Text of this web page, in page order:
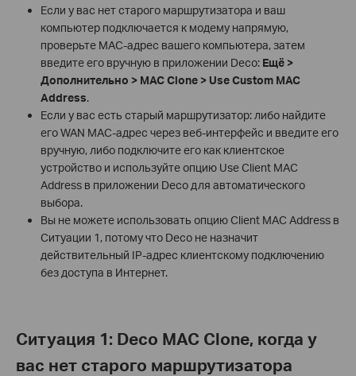
Если у вас нет старого маршрутизатора и ваш
компьютер подключается к модему напрямую,
проверьте MAC-адрес вашего компьютера, затем
введите его вручную в приложении Deco: Ещё >
Дополнительно > MAC Clone > Use Custom MAC
Address.
Если у вас есть старый маршрутизатор: либо найдите
его WAN MAC-адрес через веб-интерфейс и введите его
вручную, либо подключите его как клиентское
устройство и используйте опцию Use Client MAC
Address в приложении Deco для автоматического
выбора.
Вы не можете использовать опцию Client MAC Address в
Ситуации 1, потому что Deco не назначит
действительный IP-адрес клиентскому подключению
без доступа в Интернет.
Ситуация 1: Deco MAC Clone, когда у
вас нет старого маршрутизатора